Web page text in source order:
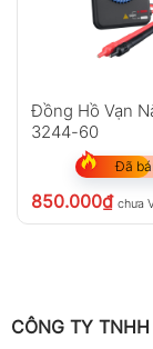
Đồng Hồ Vạn
3244-60
Đã
850.000₫ chưa
CÔNG TY